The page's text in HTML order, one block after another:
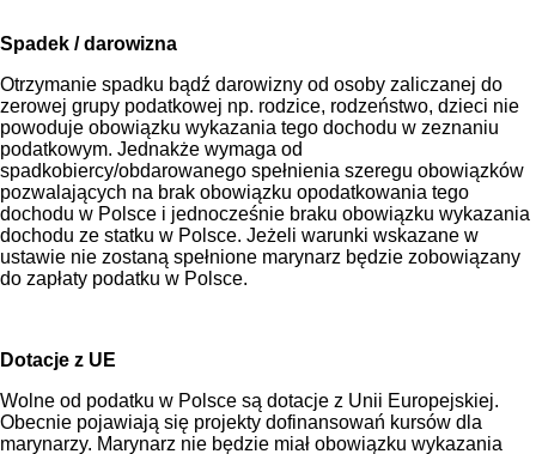
Spadek / darowizna
Otrzymanie spadku bądź darowizny od osoby zaliczanej do
zerowej grupy podatkowej np. rodzice, rodzeństwo, dzieci nie
powoduje obowiązku wykazania tego dochodu w zeznaniu
podatkowym. Jednakże wymaga od
spadkobiercy/obdarowanego spełnienia szeregu obowiązków
pozwalających na brak obowiązku opodatkowania tego
dochodu w Polsce i jednocześnie braku obowiązku wykazania
dochodu ze statku w Polsce. Jeżeli warunki wskazane w
ustawie nie zostaną spełnione marynarz będzie zobowiązany
do zapłaty podatku w Polsce.
Dotacje z UE
Wolne od podatku w Polsce są dotacje z Unii Europejskiej.
Obecnie pojawiają się projekty dofinansowań kursów dla
marynarzy. Marynarz nie będzie miał obowiązku wykazania